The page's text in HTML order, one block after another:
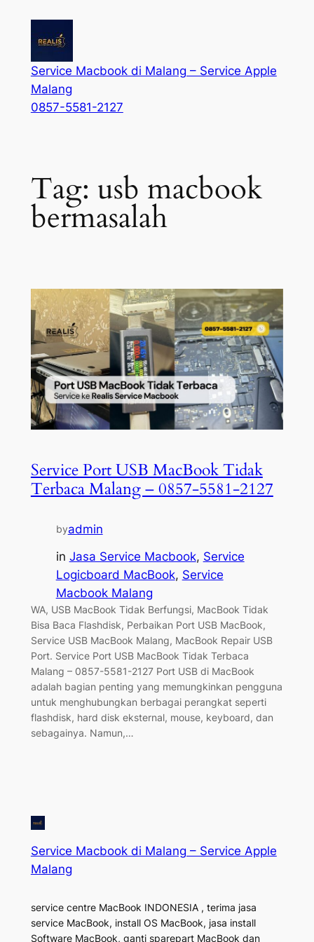
Service Macbook di Malang – Service Apple
Malang
0857-5581-2127
Tag: usb macbook
bermasalah
Service Port USB MacBook Tidak
Terbaca Malang – 0857-5581-2127
byadmin
in Jasa Service Macbook, Service
Logicboard MacBook, Service
Macbook Malang
WA, USB MacBook Tidak Berfungsi, MacBook Tidak
Bisa Baca Flashdisk, Perbaikan Port USB MacBook,
Service USB MacBook Malang, MacBook Repair USB
Port. Service Port USB MacBook Tidak Terbaca
Malang – 0857-5581-2127 Port USB di MacBook
adalah bagian penting yang memungkinkan pengguna
untuk menghubungkan berbagai perangkat seperti
flashdisk, hard disk eksternal, mouse, keyboard, dan
sebagainya. Namun,…
Service Macbook di Malang – Service Apple
Malang
service centre MacBook INDONESIA , terima jasa
service MacBook, install OS MacBook, jasa install
Software MacBook, ganti sparepart MacBook dan